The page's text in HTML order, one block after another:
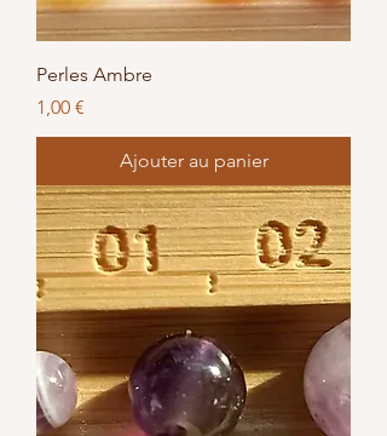
Perles Ambre
Prix
1,00 €
Ajouter au panier